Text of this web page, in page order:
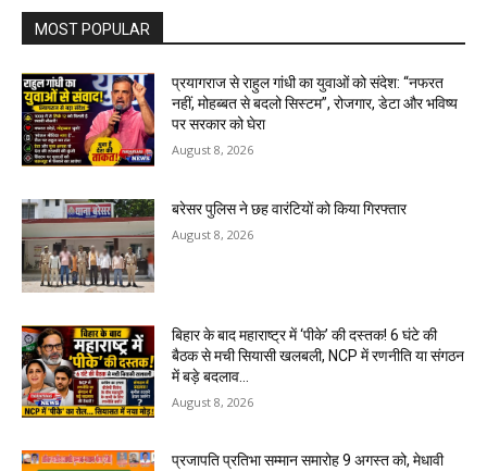
MOST POPULAR
प्रयागराज से राहुल गांधी का युवाओं को संदेश: “नफरत
नहीं, मोहब्बत से बदलो सिस्टम”, रोजगार, डेटा और भविष्य
पर सरकार को घेरा
August 8, 2026
बरेसर पुलिस ने छह वारंटियों को किया गिरफ्तार
August 8, 2026
बिहार के बाद महाराष्ट्र में ‘पीके’ की दस्तक! 6 घंटे की
बैठक से मची सियासी खलबली, NCP में रणनीति या संगठन
में बड़े बदलाव...
August 8, 2026
प्रजापति प्रतिभा सम्मान समारोह 9 अगस्त को, मेधावी